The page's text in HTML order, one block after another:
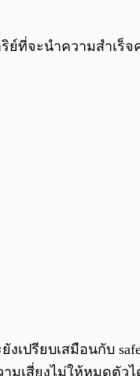
ย์ที่จะนำความสำเ
ปรียบเสมือนกับ
มเสี่ยงไม่ให้หมดตัวไ